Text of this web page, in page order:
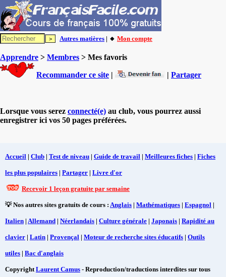
Autres matières | 🔸 Mon compte
Apprendre > Membres > Mes favoris
Recommander ce site | | Partager
Lorsque vous serez connecté(e) au club, vous pourrez aussi
enregistrer ici vos 50 pages préférées.
Accueil | Club | Test de niveau | Guide de travail | Meilleures fiches | Fiches
les plus populaires | Partager | Livre d'or
Recevoir 1 leçon gratuite par semaine
💡 Nos autres sites gratuits de cours : Anglais | Mathématiques | Espagnol |
Italien | Allemand | Néerlandais | Culture générale | Japonais | Rapidité au
clavier | Latin | Provençal | Moteur de recherche sites éducatifs | Outils
utiles | Bac d'anglais
CopyrightLaurent Camus - Reproduction/traductions interdites sur tous